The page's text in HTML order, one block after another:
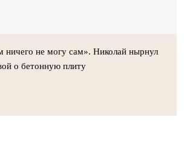
ничего не могу сам». Николай нырнул
о бетонную плиту